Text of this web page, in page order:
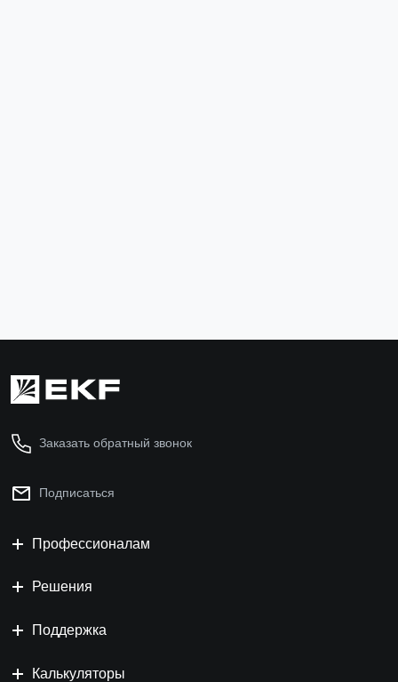
Заказать обратный звонок
Подписаться
Профессионалам
Решения
Поддержка
Калькуляторы